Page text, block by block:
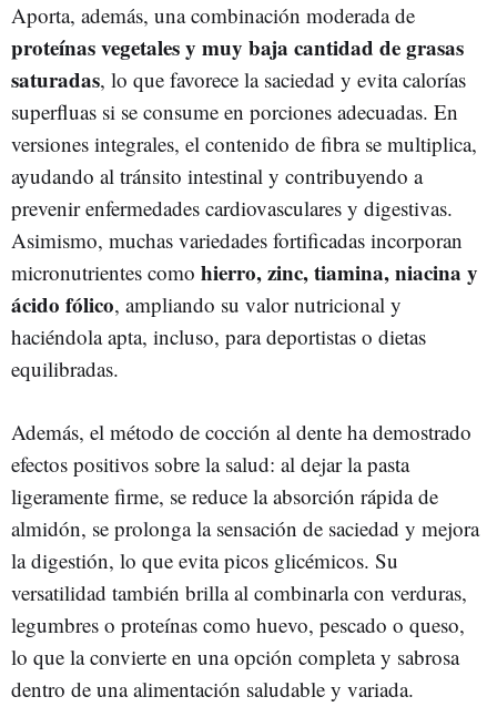
Aporta, además, una combinación moderada de
proteínas vegetales y muy baja cantidad de grasas
saturadas, lo que favorece la saciedad y evita calorías
superfluas si se consume en porciones adecuadas⁠. En
versiones integrales, el contenido de fibra se multiplica,
ayudando al tránsito intestinal y contribuyendo a
prevenir enfermedades cardiovasculares y digestivas.
Asimismo, muchas variedades fortificadas incorporan
micronutrientes como hierro, zinc, tiamina, niacina y
ácido fólico, ampliando su valor nutricional y
haciéndola apta, incluso, para deportistas o dietas
equilibradas.
Además, el método de cocción al dente ha demostrado
efectos positivos sobre la salud: al dejar la pasta
ligeramente firme, se reduce la absorción rápida de
almidón, se prolonga la sensación de saciedad y mejora
la digestión, lo que evita picos glicémicos. Su
versatilidad también brilla al combinarla con verduras,
legumbres o proteínas como huevo, pescado o queso,
lo que la convierte en una opción completa y sabrosa
dentro de una alimentación saludable y variada.